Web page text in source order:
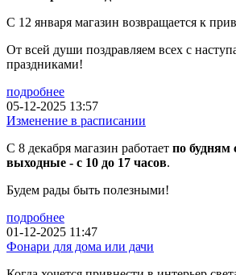
С 12 января магазин возвращается к
От всей души поздравляем всех с
праздниками!
подробнее
05-12-2025 13:57
Изменение в расписании
С 8 декабря магазин работает по будням
выходные - с 10 до 17 часов.
Будем рады быть полезными!
подробнее
01-12-2025 11:47
Фонари для дома или дачи